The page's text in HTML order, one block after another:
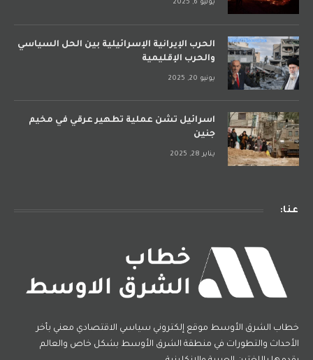
يوليو 6, 2025
الحرب الإيرانية الإسرائيلية بين الحل السياسي
والحرب الإقليمية
يونيو 20, 2025
اسرائيل تشن عملية تطهير عرقي في مخيم
جنين
يناير 28, 2025
عنا:
خطاب الشرق الأوسط موقع إلكتروني سياسي الاقتصادي معني بأخر
الأحداث والتطورات في منطقة الشرق الأوسط بشكل خاص والعالم